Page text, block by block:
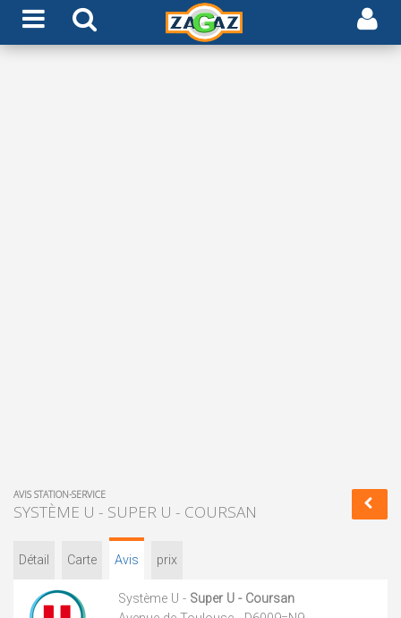
AVIS STATION-SERVICE
SYSTÈME U - SUPER U - COURSAN
Détail Carte Avis prix
Système U - Super U - Coursan